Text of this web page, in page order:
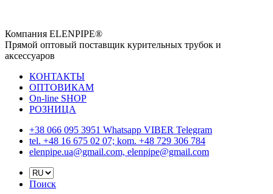
Компания ELENPIPE®
Прямой оптовый поставщик курительных трубок и
аксессуаров
КОНТАКТЫ
ОПТОВИКАМ
On-line SHOP
РОЗНИЦА
+38 066 095 3951 Whatsapp VIBER Telegram
tel. +48 16 675 02 07; kom. +48 729 306 784
elenpipe.ua@gmail.com, elenpipe@gmail.com
Поиск